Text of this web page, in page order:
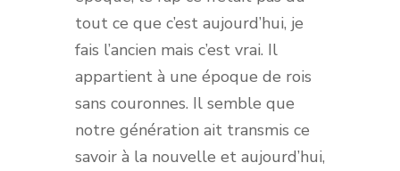
tout ce que c’est aujourd’hui, je
fais l’ancien mais c’est vrai. Il
appartient à une époque de rois
sans couronnes. Il semble que
notre génération ait transmis ce
savoir à la nouvelle et aujourd’hui,